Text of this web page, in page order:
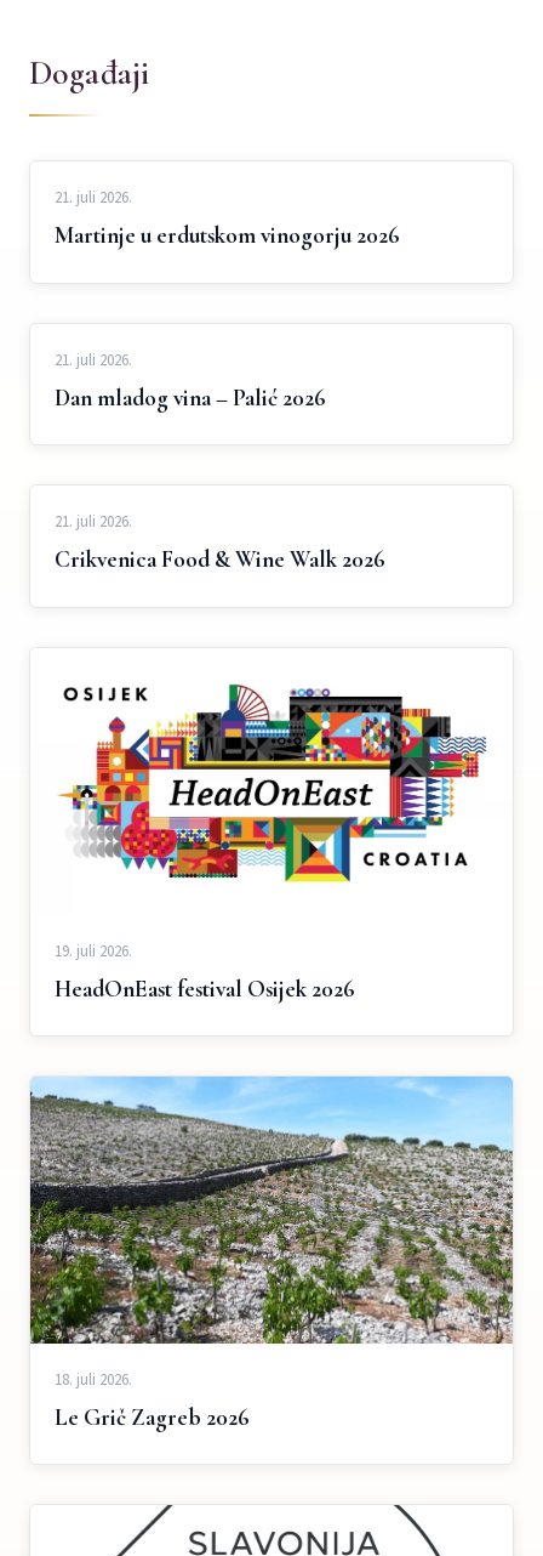
Događaji
21. juli 2026.
Martinje u erdutskom vinogorju 2026
21. juli 2026.
Dan mladog vina – Palić 2026
21. juli 2026.
Crikvenica Food & Wine Walk 2026
19. juli 2026.
HeadOnEast festival Osijek 2026
18. juli 2026.
Le Grič Zagreb 2026